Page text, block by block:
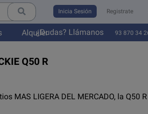
Inicia Sesión Registrate
Alquiler¿Dudas? Llámanos 93 870 34
Q50 R
MAS LIGERA DEL MERCADO, la Q50